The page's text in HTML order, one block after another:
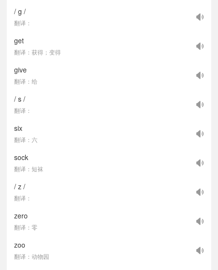
/ g /
翻译：
get
翻译：获得；变得
give
翻译：给
/ s /
翻译：
six
翻译：六
sock
翻译：短袜
/ z /
翻译：
zero
翻译：零
zoo
翻译：动物园